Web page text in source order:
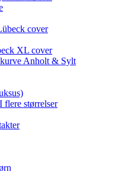
cover
XL cover
Anholt & Sylt
flere størrelser